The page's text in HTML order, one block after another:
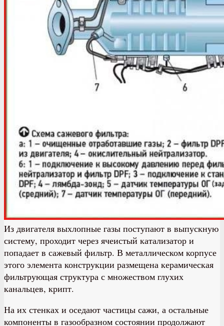
Из двигателя выхлопные газы поступают в выпускную
систему, проходит через ячеистый катализатор и
попадает в сажевый фильтр. В металлическом корпусе
этого элемента конструкции размещена керамическая
фильтрующая структура с множеством глухих
канальцев, крипт.
На их стенках и оседают частицы сажи, а остальные
компоненты в газообразном состоянии продолжают